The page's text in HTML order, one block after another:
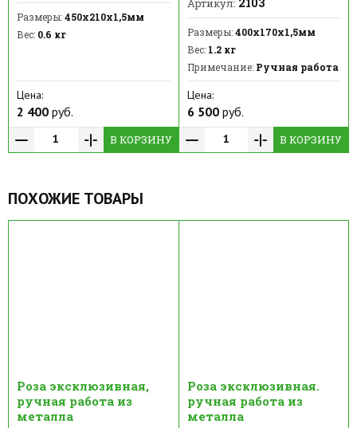
Размеры:450х210х1,5мм
Вес: 0.6 кг
Цена:
2 400 руб.
В КОРЗИНУ
Артикул:
Размеры:400x170х1,5мм
Вес:1.2 кг
Примечание:Ручная работа
Цена:
6 500руб.
В КОРЗИНУ
ПОХОЖИЕ ТОВАРЫ
Роза эксклюзивная,
ручная работа из
металла
Роза эксклюзивная.
ручная работа из
металла